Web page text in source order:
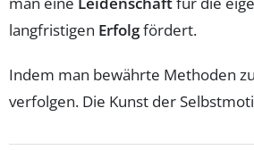
langfristigen Erfolgfördert.
Indem man bewährte Methoden
verfolgen. Die Kunst der